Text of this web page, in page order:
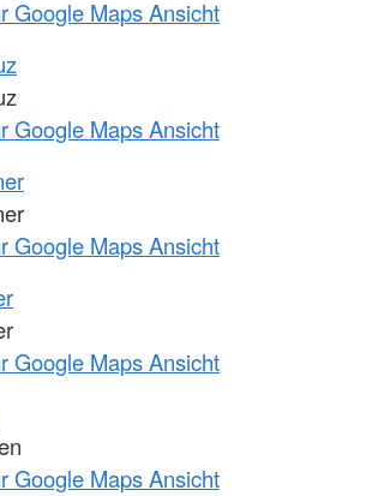
Google Maps Ansicht
Google Maps Ansicht
Google Maps Ansicht
Google Maps Ansicht
Google Maps Ansicht